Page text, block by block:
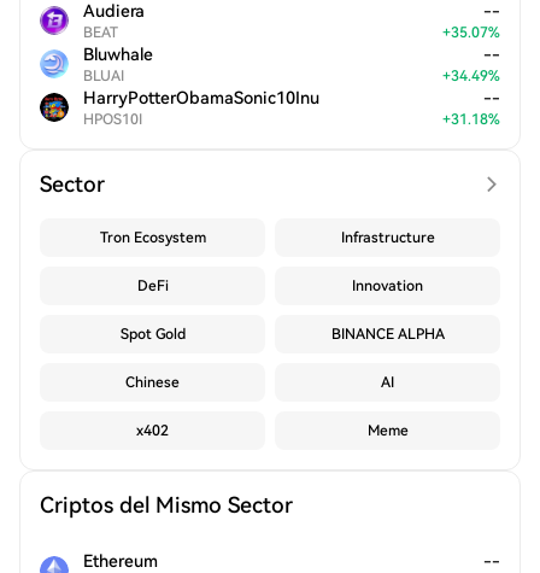
Audiera
BEAT
--
+35.07%
Bluwhale
BLUAI
--
+34.49%
HarryPotterObamaSonic10Inu
HPOS10I
--
+31.18%
Sector
Tron Ecosystem Infrastructure
DeFi Innovation
Spot Gold BINANCE ALPHA
Chinese AI
x402 Meme
Criptos del Mismo Sector
Ethereum --